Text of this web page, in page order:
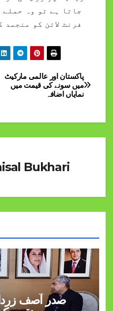
جاتا ہے تو وہ حملے
فرنٹ لائن کو منجمد
پاکستان اور عالمی مارکیٹ
میں سونے کی قیمت میں
نمایاں اضافہ
Bukhari
صدر آصف